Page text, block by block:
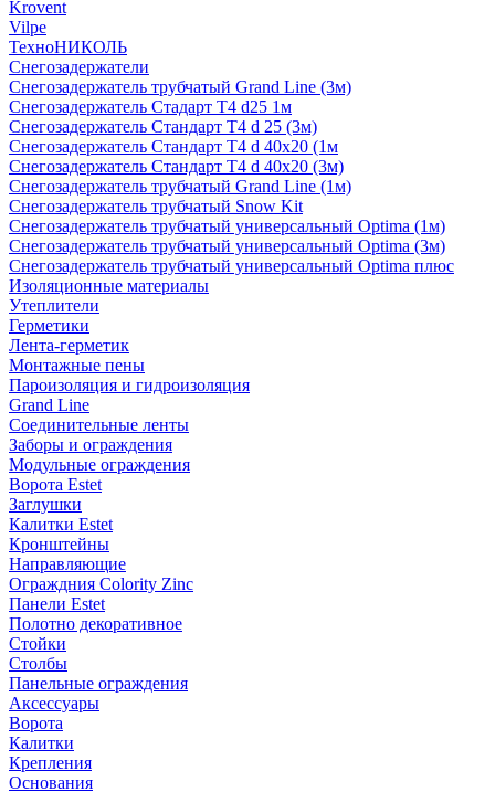
Krovent
Vilpe
ТехноНИКОЛЬ
Снегозадержатели
Снегозадержатель трубчатый Grand Line (3м)
Снегозадержатель Стадарт Т4 d25 1м
Снегозадержатель Стандарт Т4 d 25 (3м)
Снегозадержатель Стандарт Т4 d 40х20 (1м
Снегозадержатель Стандарт Т4 d 40х20 (3м)
Снегозадержатель трубчатый Grand Line (1м)
Снегозадержатель трубчатый Snow Kit
Снегозадержатель трубчатый универсальный Optima (1м)
Снегозадержатель трубчатый универсальный Optima (3м)
Снегозадержатель трубчатый универсальный Optima плюс
Изоляционные материалы
Утеплители
Герметики
Лента-герметик
Монтажные пены
Пароизоляция и гидроизоляция
Grand Line
Соединительные ленты
Заборы и ограждения
Модульные ограждения
Ворота Estet
Заглушки
Калитки Estet
Кронштейны
Направляющие
Ограждния Colority Zinc
Панели Estet
Полотно декоративное
Стойки
Столбы
Панельные ограждения
Аксессуары
Ворота
Калитки
Крепления
Основания